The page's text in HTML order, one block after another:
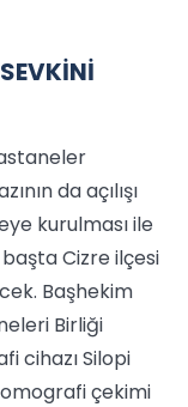
da açılışı
kurulması ile
Cizre ilçesi
Başhekim
Birliği
cihazı Silopi
çekimi